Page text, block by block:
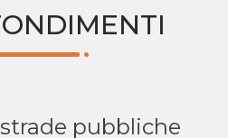
pubbliche